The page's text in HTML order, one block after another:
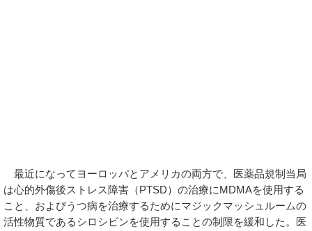
最近になってヨーロッパとアメリカの両方で、医薬品規制当局
は心的外傷後ストレス障害（PTSD）の治療にMDMAを使用する
こと、およびうつ病を治療するためにマジックマッシュルームの
活性物質であるシロシビンを使用することの制限を緩和した。医